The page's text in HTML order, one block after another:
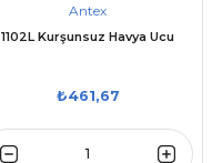
Antex
1102L Kurşunsuz Havya Ucu
₺461,67